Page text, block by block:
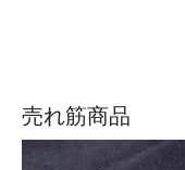
売れ筋商品